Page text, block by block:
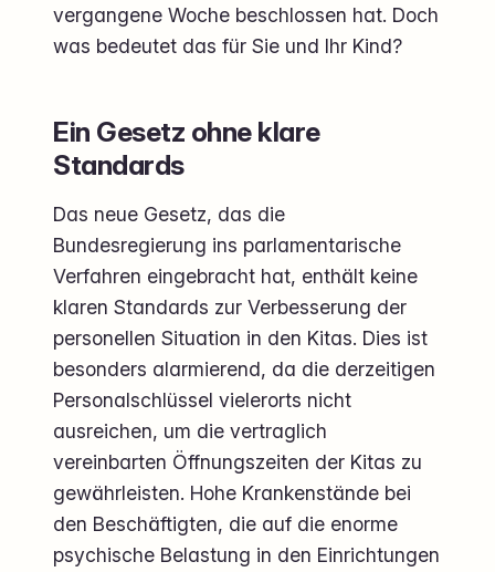
vergangene Woche beschlossen hat. Doch
was bedeutet das für Sie und Ihr Kind?
Ein Gesetz ohne klare
Standards
Das neue Gesetz, das die
Bundesregierung ins parlamentarische
Verfahren eingebracht hat, enthält keine
klaren Standards zur Verbesserung der
personellen Situation in den Kitas. Dies ist
besonders alarmierend, da die derzeitigen
Personalschlüssel vielerorts nicht
ausreichen, um die vertraglich
vereinbarten Öffnungszeiten der Kitas zu
gewährleisten. Hohe Krankenstände bei
den Beschäftigten, die auf die enorme
psychische Belastung in den Einrichtungen